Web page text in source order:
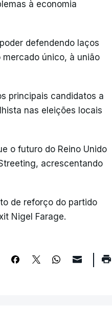
à economia
defendendo laços
único, à união
principais candidatos a
nas eleições locais
o futuro do Reino Unido
acrescentando
de reforço do partido
Nigel Farage.